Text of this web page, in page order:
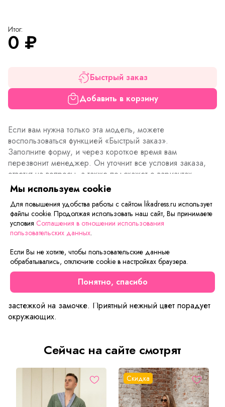
Итог:
0 ₽
Быстрый заказ
Добавить в корзину
Если вам нужна только эта модель, можете
воспользоваться функцией «Быстрый заказ».
Заполните форму, и через короткое время вам
перезвонит менеджер. Он уточнит все условия заказа,
ответит на вопросы, а также подскажет о вариантах
оплаты и доставки.
Описание товараХарактеристики товараОтзывы
Домашний уютный халат Ингрит погрузит Вас в
атмосферу отдыха и расслабления. В нем очень тепло,
мягко и приятно. Тело отдохнет сполна от трудовых
будней и зарядится энергией на следующий день. Халат
с удобными кармашками, воротничком стойкой,
застежкой на замочке. Приятный нежный цвет порадует
окружающих.
Сейчас на сайте смотрят
Скидка
Мы используем cookie
Для повышения удобства работы с сайтом likadress.ru использует
файлы cookie. Продолжая использовать наш сайт, Вы принимаете
условия Соглашения в отношении использования
пользовательских данных.
Если Вы не хотите, чтобы пользовательские данные
обрабатывались, отключите cookie в настройках браузера.
Понятно, спасибо